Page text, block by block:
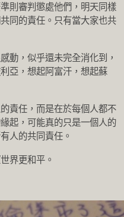
則審判懲處他們，明天同樣
同的責任。只有當大家也共
動，似乎還未完全消化到，
亞，想起阿富汗，想起蘇
責任，而是在於每個人都不
起，可能真的只是一個人的
人的共同責任。
界更和平。